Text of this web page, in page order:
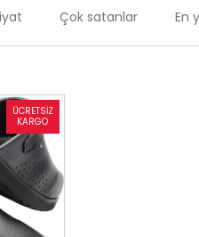
Çok satanlar En